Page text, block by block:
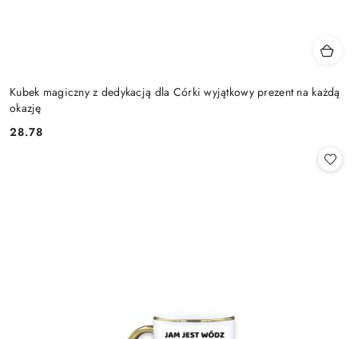
Kubek magiczny z dedykacją dla Córki wyjątkowy prezent na każdą
okazję
Cena:
28.78